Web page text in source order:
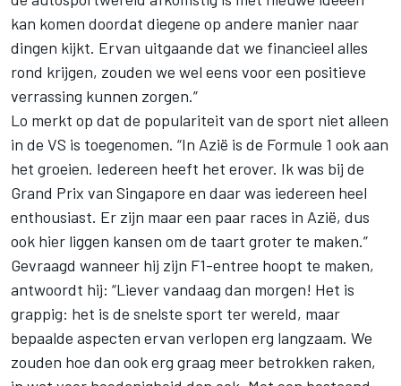
kan komen doordat diegene op andere manier naar
dingen kijkt. Ervan uitgaande dat we financieel alles
rond krijgen, zouden we wel eens voor een positieve
verrassing kunnen zorgen.”
Lo merkt op dat de populariteit van de sport niet alleen
in de VS is toegenomen. “In Azië is de Formule 1 ook aan
het groeien. Iedereen heeft het erover. Ik was bij de
Grand Prix van Singapore en daar was iedereen heel
enthousiast. Er zijn maar een paar races in Azië, dus
ook hier liggen kansen om de taart groter te maken.”
Gevraagd wanneer hij zijn F1-entree hoopt te maken,
antwoordt hij: “Liever vandaag dan morgen! Het is
grappig: het is de snelste sport ter wereld, maar
bepaalde aspecten ervan verlopen erg langzaam. We
zouden hoe dan ook erg graag meer betrokken raken,